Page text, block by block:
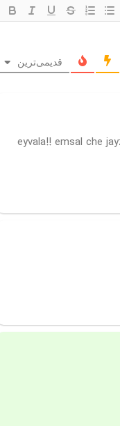
قدیمی‌ترین
eyvala!! emsal che